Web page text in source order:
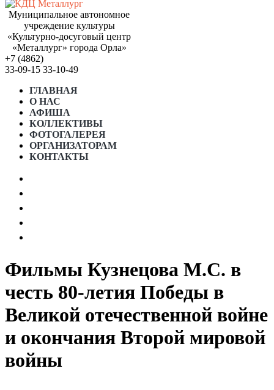
Муниципальное автономное
учреждение культуры
«Культурно-досуговый центр
«Металлург» города Орла»
+7 (4862)
33-09-15 33-10-49
ГЛАВНАЯ
О НАС
АФИША
КОЛЛЕКТИВЫ
ФОТОГАЛЕРЕЯ
ОРГАНИЗАТОРАМ
КОНТАКТЫ
Фильмы Кузнецова М.С. в
честь 80-летия Победы в
Великой отечественной войне
и окончания Второй мировой
войны